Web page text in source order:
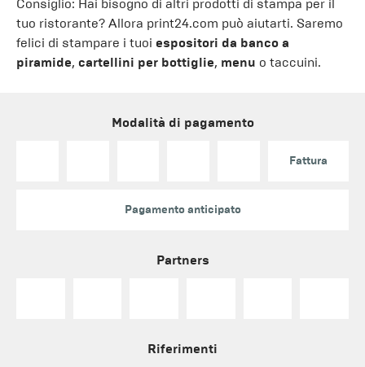
Consiglio: Hai bisogno di altri prodotti di stampa per il
tuo ristorante? Allora print24.com può aiutarti. Saremo
felici di stampare i tuoi espositori da banco a
piramide, cartellini per bottiglie, menu o taccuini.
Modalità di pagamento
Fattura
Pagamento anticipato
Partners
Riferimenti